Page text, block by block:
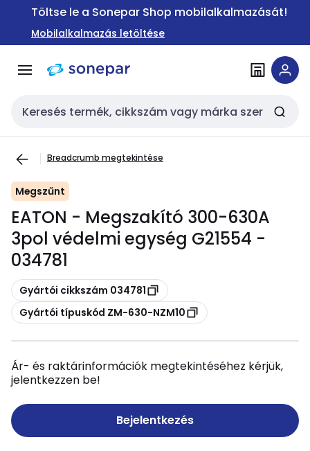
Ugrás a
Ugrás a
tartalomra
Töltse le a Sonepar Shop mobilalkalmazását!
Mobilalkalmazás letöltése
Keresési bemenet
Breadcrumb megtekintése
Megszűnt
EATON - Megszakító 300-630A
3pol védelmi egység G21554 -
034781
Másolás
Gyártói cikkszám 034781
Másolás
Gyártói típuskód ZM-630-NZM10
Ár- és raktárinformációk megtekintéséhez kérjük,
jelentkezzen be!
Bejelentkezés